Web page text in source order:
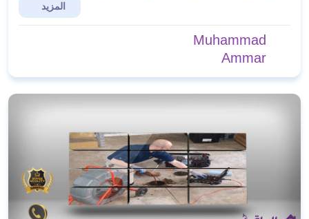
المزيد
Muhammad
Ammar